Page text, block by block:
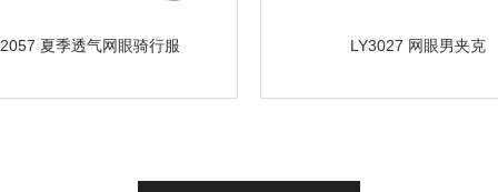
夏季透气网眼骑行服 LY3027 网眼男夹克